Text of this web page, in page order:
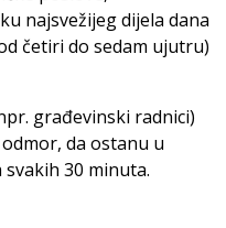
najsvežijeg dijela dana
četiri do sedam ujutru)
građevinski radnici)
da ostanu u
svakih 30 minuta.